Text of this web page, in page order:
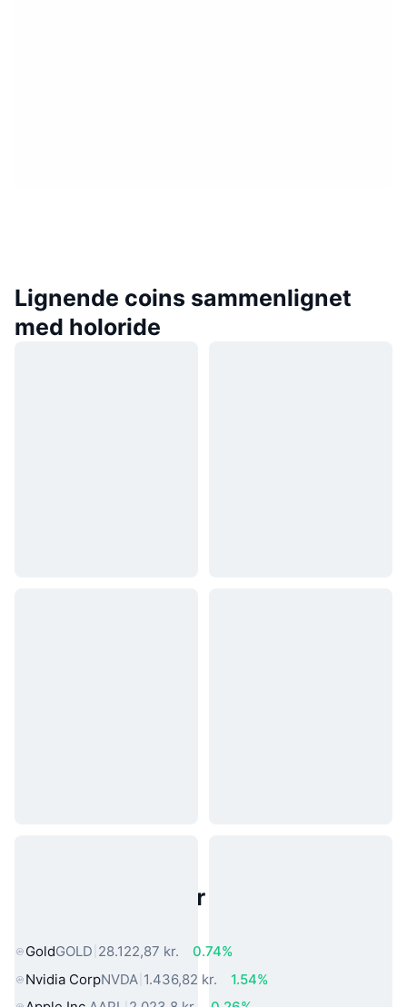
Lignende coins sammenlignet
med holoride
Populære aktiver fra den virkelige
GoldGOLD 28.122,87 kr.
0.74%
Nvidia CorpNVDA 1.436,82 kr.
1.54%